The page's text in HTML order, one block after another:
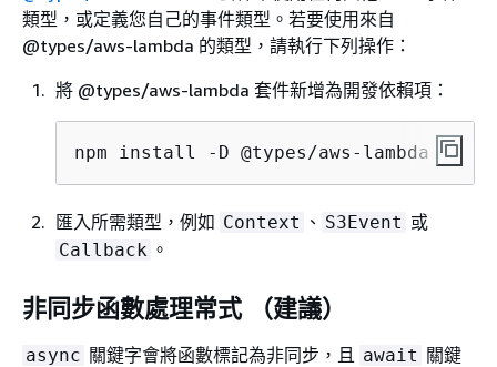
類型，或定義您自己的事件類型。若要使用來自
@types/aws-lambda 的類型，請執行下列操作：
將 @types/aws-lambda 套件新增為開發依賴項：
npm install -D @types/aws-lambda
匯入所需類型，例如 Context 、 S3Event 或
Callback 。
非同步函數處理常式 （建議）
async 關鍵字會將函數標記為非同步，且 await 關鍵